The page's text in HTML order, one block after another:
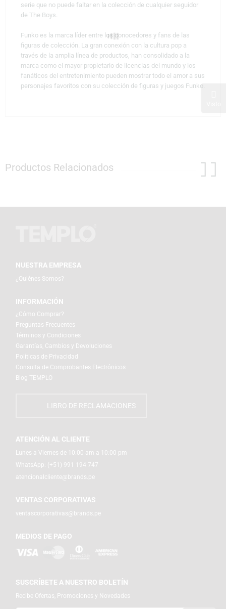
serie que no puede faltar en la colección de cualquier seguidor
de The Boys.
Funko es la marca líder entre los conocedores y fans de las
figuras de colección. La gran conexión con la cultura pop a
través de la amplia línea de productos, han consolidado a la
marca como el mayor propietario de licencias del mundo y los
fanáticos del entretenimiento pueden mostrar todo el amor a sus
personajes favoritos con su colección de figuras y juegos Funko.
Productos Relacionados
NUESTRA EMPRESA
¿Quiénes Somos?
INFORMACIÓN
¿Cómo Comprar?
Preguntas Frecuentes
Términos y Condiciones
Garantías, Cambios y Devoluciones
Políticas de Privacidad
Consulta de Comprobantes Electrónicos
Blog TEMPLO
LIBRO DE RECLAMACIONES
ATENCIÓN AL CLIENTE
Lunes a Viernes de 10:00 am a 10:00 pm
WhatsApp: (+51) 991 194 747
atencionalcliente@brands.pe
VENTAS CORPORATIVAS
ventascorporativas@brands.pe
MEDIOS DE PAGO
SUSCRÍBETE A NUESTRO BOLETÍN
Recibe Ofertas, Promociones y Novedades